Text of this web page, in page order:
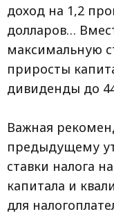
доход на 1,2
долларов…
максимальную
приросты
дивиденды до
Важная
предыдущему
ставки налога
капитала и
для